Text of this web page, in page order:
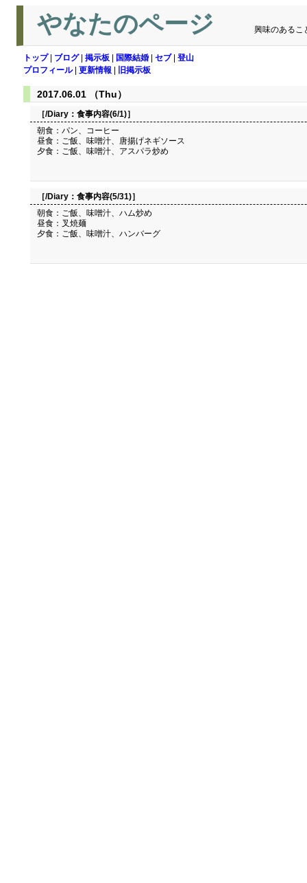
やなたのページ 興味のあるこ
トップ| ブログ| 掲示板 国際結婚 セブ| 登山
プロフィール| 更新情報 旧掲示板
2017.06.01 （Thu）
［/Diary： 食事内容(6/1)］
朝食：パン、コーヒー
昼食：ご飯、味噌汁、唐揚げネギソース
夕食：ご飯、味噌汁、アスパラ炒め
［/Diary： 食事内容(5/31)］
朝食：ご飯、味噌汁、ハム炒め
昼食：叉焼麺
夕食：ご飯、味噌汁、ハンバーグ